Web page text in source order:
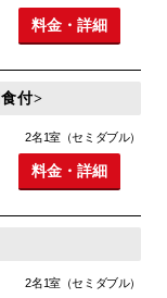
料金・詳細
付>
2名1室（セミダブル）
料金・詳細
2名1室（セミダブル）